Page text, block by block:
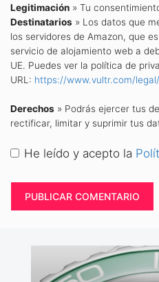
Legitimación » Tu
Destinatarios » Los datos que
los servidores de Amazon, que
servicio de alojamiento web a
UE. Puedes ver la política de
URL: https://www.vultr.com/
Derechos » Podrás ejercer tus
rectificar, limitar y suprimir tus
He leído y acepto la